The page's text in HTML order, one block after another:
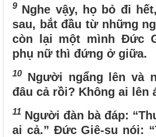
9Nghe vậy, họ bỏ đi
sau, bắt đầu từ những
còn lại một mình Đức
phụ nữ thì đứng ở giữa.
10Người ngẩng lên và
đâu cả rồi? Không ai lên
11 Người đàn bà đáp:
ai cả.” Đức Giê-su nói: